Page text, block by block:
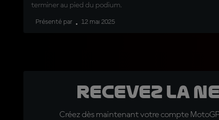
terminer au pied du podium.
Présenté par 12 mai 2025
Recevez la
Créez dès maintenant votre compte